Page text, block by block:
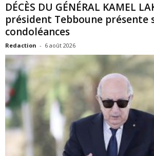
DÉCÈS DU GÉNÉRAL KAMEL
président Tebboune présente
condoléances
Redaction - 6 août 2026